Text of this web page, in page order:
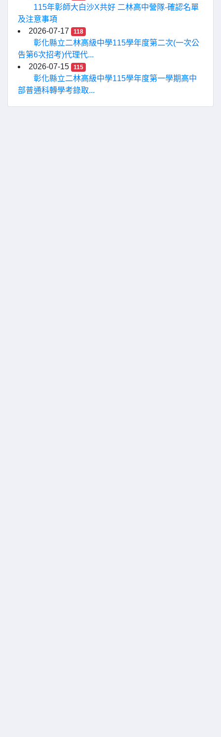
115年彰師大白沙X共好 二林高中營隊-確認名單
及注意事項
2026-07-17
118
彰化縣立二林高級中學115學年度第二次(一次公
告第6次招考)代理代...
2026-07-15
115
彰化縣立二林高級中學115學年度第一學期高中
部普通科轉學考錄取...